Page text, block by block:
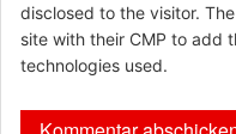
disclosed to the visitor.
site with their CMP to add
technologies used.